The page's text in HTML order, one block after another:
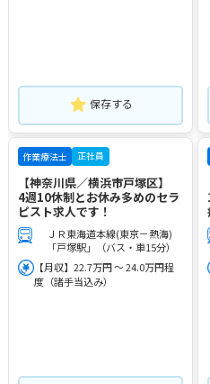
保存する
作業療法士 正社員
【神奈川県／横浜市戸塚区】
4週10休制とお休み多めのセラ
ピスト求人です！
ＪＲ東海道本線(東京－熱海)
「戸塚駅」（バス・車15分）
【月収】22.7万円 ～ 24.0万円程
度（諸手当込み）